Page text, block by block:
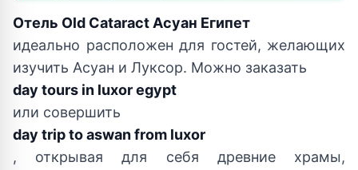
Отель Old Cataract Асуан Египет
идеально расположен для гостей, желающих
изучить Асуан и Луксор. Можно заказать
day tours in luxor egypt
или совершить
day trip to aswan from luxor
, открывая для себя древние храмы,